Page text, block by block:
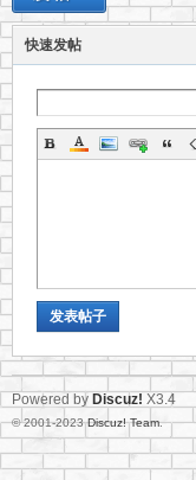
网
快速发帖
发表帖子
Powered by Discuz! X3.4
© 2001-2023Discuz! Team.